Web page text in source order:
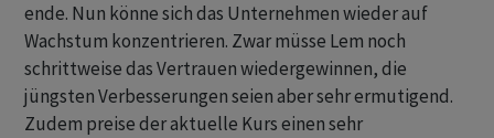
ende. Nun könne sich das Unternehmen wieder auf
Wachstum konzentrieren. Zwar müsse Lem noch
schrittweise das Vertrauen wiedergewinnen, die
jüngsten Verbesserungen seien aber sehr ermutigend.
Zudem preise der aktuelle Kurs einen sehr